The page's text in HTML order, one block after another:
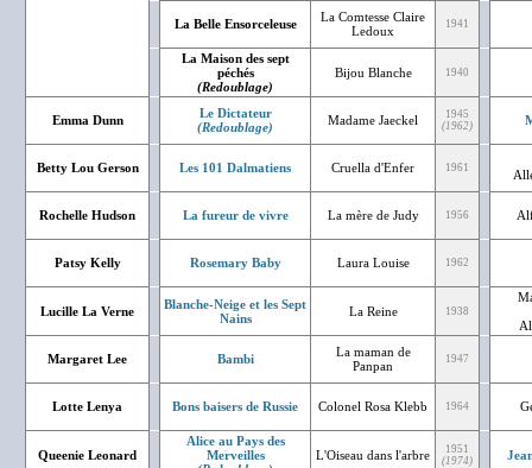
La Belle Ensorceleuse
La Comtesse Claire
Ledoux
1941
La Maison des sept
péchés
(Redoublage)
Bijou Blanche 1940
Emma Dunn
Le Dictateur
(Redoublage)
Madame Jaeckel
1945
(1962)
Betty Lou Gerson Les 101 Dalmatiens Cruella d'Enfer 1961
Rochelle Hudson La fureur de vivre La mère de Judy 1956
Patsy Kelly Rosemary Baby Laura Louise 1962
Lucille La Verne
Blanche-Neige et les Sept
Nains
La Reine 1938
Margaret Lee Bambi
La maman de
Panpan
1947
Lotte Lenya Bons baisers de Russie Colonel Rosa Klebb 1964
Queenie Leonard
Alice au Pays des
Merveilles
L'Oiseau dans l'arbre
1951
(1974)